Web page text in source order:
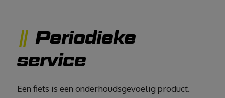
Periodieke
service
Een fiets is een onderhoudsgevoelig product.